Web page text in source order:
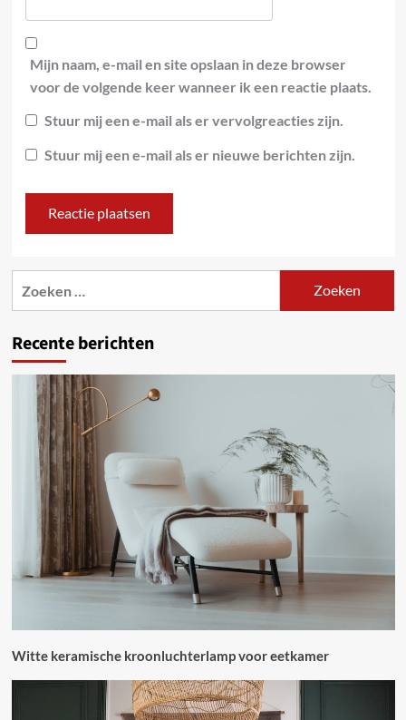
Mijn naam, e-mail en site opslaan in deze browser
voor de volgende keer wanneer ik een reactie plaats.
Stuur mij een e-mail als er vervolgreacties zijn.
Stuur mij een e-mail als er nieuwe berichten zijn.
Recente berichten
Witte keramische kroonluchterlamp voor eetkamer